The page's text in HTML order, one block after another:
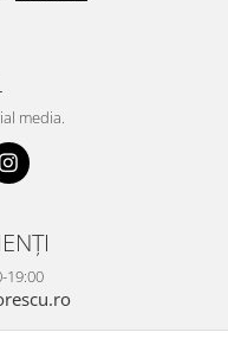
media.
19:00